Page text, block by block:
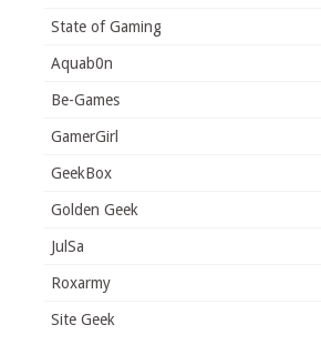
State of Gaming
Aquab0n
Be-Games
GamerGirl
GeekBox
Golden Geek
JulSa
Roxarmy
Site Geek